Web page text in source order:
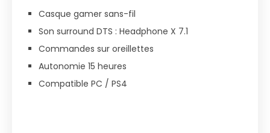
Casque gamer sans-fil
Son surround DTS : Headphone X 7.1
Commandes sur oreillettes
Autonomie 15 heures
Compatible PC / PS4